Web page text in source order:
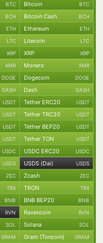
BTC Bitcoin BTC
BCH Bitcoin Cash BCH
ETH Ethereum ETH
LTC Litecoin LTC
XRP XRP XRP
XMR Monero XMR
DOGE Dogecoin DOGE
DASH Dash DASH
USDT Tether ERC20 USDT
USDT Tether TRC20 USDT
USDT Tether BEP20 USDT
USDT Tether TON USDT
USDC USDC ERC20 USDC
USDS USDS (Dai) USDS
ZEC Zcash ZEC
TRX TRON TRX
BNB BNB BEP20 BNB
RVN Ravencoin RVN
SOL Solana SOL
GRAM Gram (Toncoin) GRAM